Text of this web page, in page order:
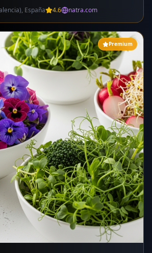
y Canadá. Valoración ~600M€. Catálogo:
(negro 70%, leche, blanco), chocolate sin
en polvo Córdoba (10-12%), rellenos, snacks,
cremas untables. Proveedor de marcas
España 4.6 natra.com
Premium